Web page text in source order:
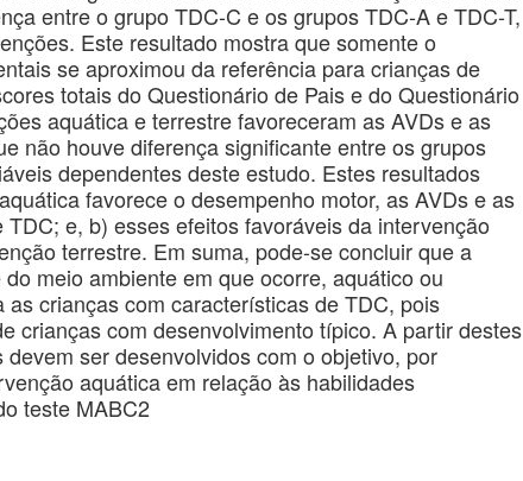
entre o grupo TDC-C e os grupos TDC-A e TDC-T,
Este resultado mostra que somente o
se aproximou da referência para crianças de
totais do Questionário de Pais e do Questionário
aquática e terrestre favoreceram as AVDs e as
não houve diferença significante entre os grupos
dependentes deste estudo. Estes resultados
favorece o desempenho motor, as AVDs e as
e, b) esses efeitos favoráveis da intervenção
terrestre. Em suma, pode-se concluir que a
meio ambiente em que ocorre, aquático ou
crianças com características de TDC, pois
crianças com desenvolvimento típico. A partir destes
ser desenvolvidos com o objetivo, por
aquática em relação às habilidades
teste MABC2